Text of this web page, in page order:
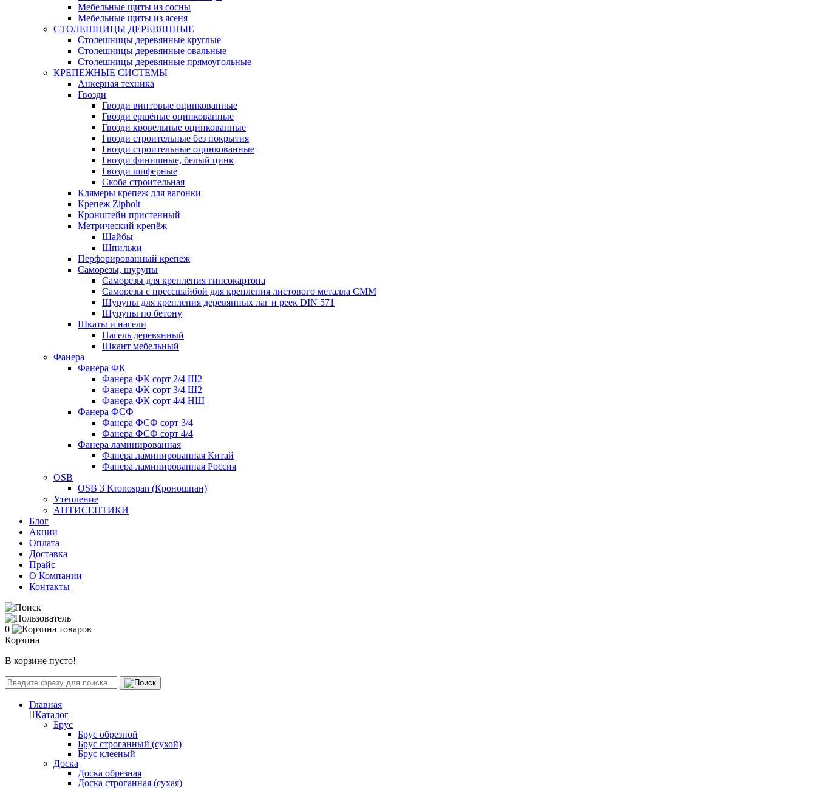
Мебельные щиты из сосны
Мебельные щиты из ясеня
СТОЛЕШНИЦЫ ДЕРЕВЯННЫЕ
Столешницы деревянные круглые
Столешницы деревянные овальные
Столешницы деревянные прямоугольные
КРЕПЕЖНЫЕ СИСТЕМЫ
Анкерная техника
Гвозди
Гвозди винтовые оцинкованные
Гвозди ершёные оцинкованные
Гвозди кровельные оцинкованные
Гвозди строительные без покрытия
Гвозди строительные оцинкованные
Гвозди финишные, белый цинк
Гвозди шиферные
Скоба строительная
Клямеры крепеж для вагонки
Крепеж Zipbolt
Кронштейн пристенный
Метрический крепёж
Шайбы
Шпильки
Перфорированный крепеж
Саморезы, шурупы
Саморезы для крепления гипсокартона
Саморезы с прессшайбой для крепления листового металла СММ
Шурупы для крепления деревянных лаг и реек DIN 571
Шурупы по бетону
Шкаты и нагели
Нагель деревянный
Шкант мебельный
Фанера
Фанера ФК
Фанера ФК сорт 2/4 Ш2
Фанера ФК сорт 3/4 Ш2
Фанера ФК сорт 4/4 НШ
Фанера ФСФ
Фанера ФСФ сорт 3/4
Фанера ФСФ сорт 4/4
Фанера ламинированная
Фанера ламинированная Китай
Фанера ламинированная Россия
OSB
OSB 3 Kronospan (Кроношпан)
Утепление
АНТИСЕПТИКИ
Блог
Акции
Оплата
Доставка
Прайс
О Компании
Контакты
0
Корзина
В корзине пусто!
Главная
Каталог
Брус
Брус обрезной
Брус строганный (сухой)
Брус клееный
Доска
Доска обрезная
Доска строганная (сухая)